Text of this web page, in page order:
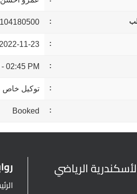
2022-11-23
02:45 PM
-
توكيل
Booked
الرياضي